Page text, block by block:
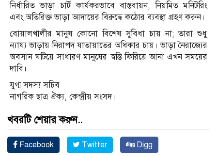
নির্ধারিত ভাড়া চার্ট কার্যকরভাবে বাস্তবায়ন, নিয়মিত মনিটরিং
এবং অতিরিক্ত ভাড়া আদায়ের বিরুদ্ধে কঠোর ব্যবস্থা গ্রহণ করুন।
বোয়ালখালীর মানুষ কোনো বিশেষ সুবিধা চায় না; তারা শুধু
ন্যায্য ভাড়ায় নিরাপদ যাতায়াতের অধিকার চায়। ভাড়া নৈরাজ্যের
অবসান ঘটিয়ে সাধারণ মানুষের স্বস্তি ফিরিয়ে আনা এখন সময়ের
দাবি।
যুগ্ম সদস্য সচিব
নাগরিক ছাত্র ঐক্য, কেন্দ্রীয় সংসদ।
খবরটি শেয়ার করুন..
Facebook Twitter Digg